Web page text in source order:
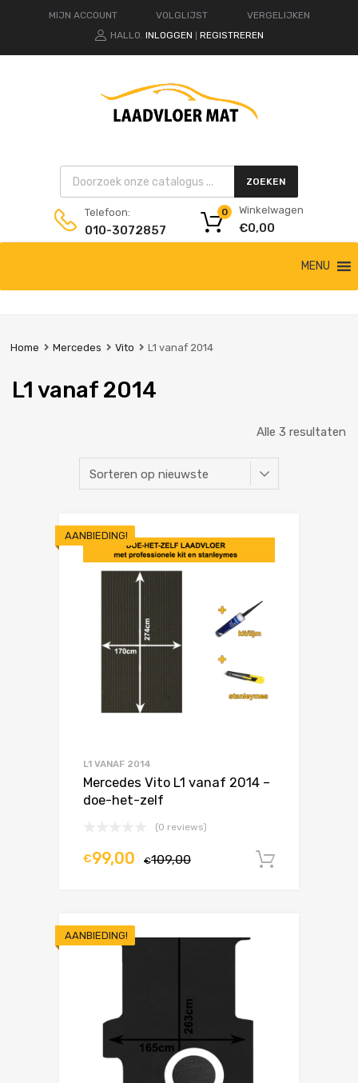
MIJN ACCOUNT VOLGLIJST
VERGELIJKEN
HALLO. INLOGGEN REGISTREREN
Products search ZOEKEN
Telefoon:
010-3072857
Winkelwagen
€0,00
0
de
MENU
Home Mercedes Vito L1 vanaf 2014
L1 vanaf 2014
Alle 3 resultaten
AANBIEDING!
L1 VANAF 2014
Mercedes Vito L1 vanaf 2014 –
doe-het-zelf
(0 reviews)
€109,00
€99,00
AANBIEDING!